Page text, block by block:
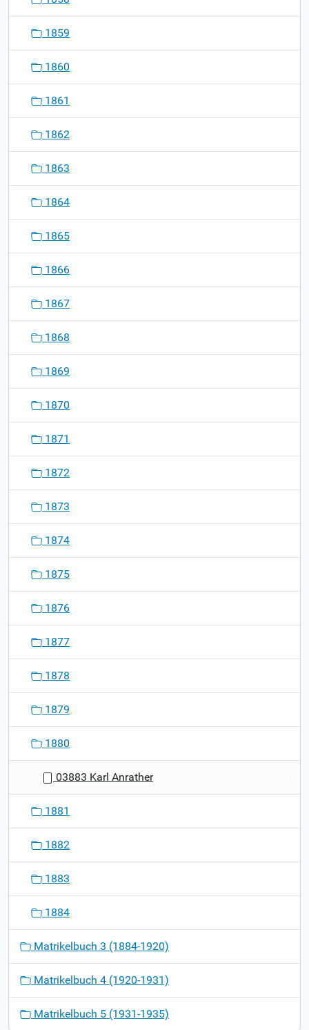
1859
1860
1861
1862
1863
1864
1865
1866
1867
1868
1869
1870
1871
1872
1873
1874
1875
1876
1877
1878
1879
1880
03883 Karl Anrather
1881
1882
1883
1884
Matrikelbuch 3 (1884-1920)
Matrikelbuch 4 (1920-1931)
Matrikelbuch 5 (1931-1935)